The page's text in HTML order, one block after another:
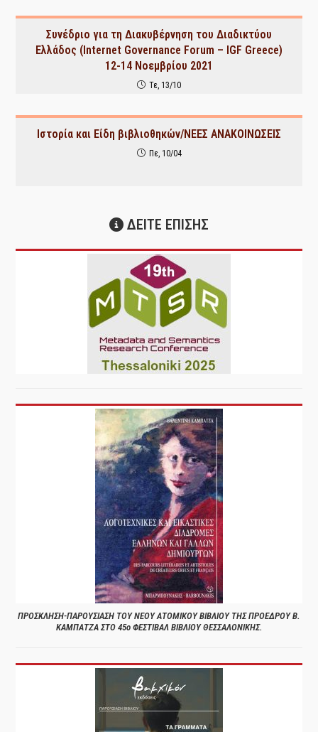
Συνέδριο για τη Διακυβέρνηση του Διαδικτύου
Ελλάδος (Internet Governance Forum – IGF Greece)
12-14 Νοεμβρίου 2021
Τε, 13/10
Ιστορία και Είδη βιβλιοθηκών/ΝΕΕΣ ΑΝΑΚΟΙΝΩΣΕΙΣ
Πε, 10/04
ΔΕΙΤΕ ΕΠΙΣΗΣ
ΠΡΟΣΚΛΗΣΗ-ΠΑΡΟΥΣΙΑΣΗ ΤΟΥ ΝΕΟΥ ΑΤΟΜΙΚΟΥ ΒΙΒΛΙΟΥ ΤΗΣ ΠΡΟΕΔΡΟΥ Β.
ΚΑΜΠΑΤΖΑ ΣΤΟ 45ο ΦΕΣΤΙΒΑΛ ΒΙΒΛΙΟΥ ΘΕΣΣΑΛΟΝΙΚΗΣ.